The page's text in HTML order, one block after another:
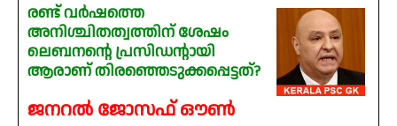
രണ്ട് വർഷത്തെ
അനിശ്ചിതത്വത്തിന് ശേഷം
ലെബനന്റെ പ്രസിഡന്റായി
ആരാണ് തിരഞ്ഞെടുക്കപ്പെട്ടത്?
ജനറൽ ജോസഫ് ഔൺ